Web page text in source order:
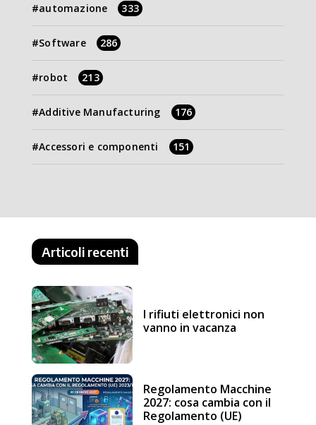
automazione 333
Software 286
robot 213
Additive Manufacturing 176
Accessori e componenti 151
Articoli recenti
I rifiuti elettronici non
vanno in vacanza
Regolamento Macchine
2027: cosa cambia con il
Regolamento (UE)